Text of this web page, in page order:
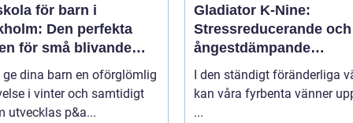
för barn i
Den perfekta
för små blivande
ge dina barn en oförglömlig
i vinter och samtidigt
utvecklas p&a...
Gladiator K-Nine:
Stressreducerande och
ångestdämpande
hundhalsband
I den ständigt föränderliga
kan våra fyrbenta vänner
...